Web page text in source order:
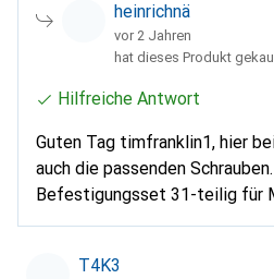
heinrichnä
vor 2 Jahren
hat dieses Produkt
Hilfreiche Antwort
Guten Tag timfranklin1, hier
auch die passenden
Befestigungsset 31-teilig für
Artikelnummer: 10324186 Viel Glück. PS: SAMSUNG
T4K3